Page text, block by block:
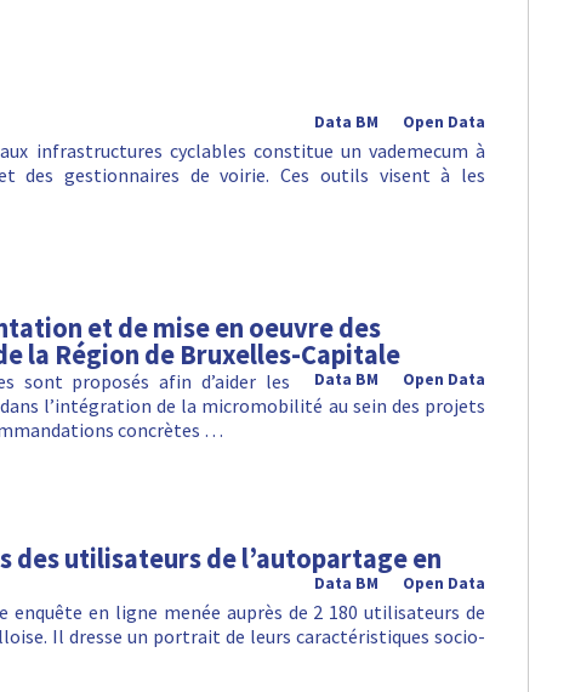
Open Data
Data BM
infrastructures cyclables constitue un vademecum à
des gestionnaires de voirie. Ces outils visent à les
et de mise en oeuvre des
la Région de Bruxelles-Capitale
Open Data
Data BM
sont proposés afin d’aider les
l’intégration de la micromobilité au sein des projets
concrètes …
des utilisateurs de l’autopartage en
Open Data
Data BM
enquête en ligne menée auprès de 2 180 utilisateurs de
Il dresse un portrait de leurs caractéristiques socio-